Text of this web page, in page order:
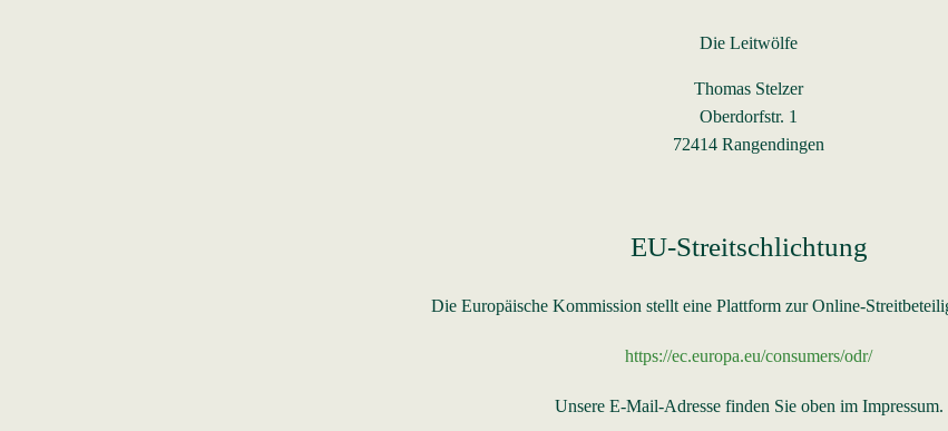
Die Leitwölfe
Thomas Stelzer
Oberdorfstr. 1
72414 Rangendingen
EU-Streitschlichtung
Die Europäische Kommission stellt eine Plattform zur Online-
https://ec.europa.eu/consumers/odr/
Unsere E-Mail-Adresse finden Sie oben im Impressum.